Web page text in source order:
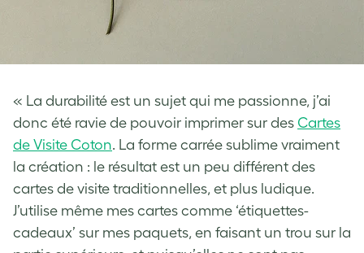
« La durabilité est un sujet qui me passionne, j’ai
donc été ravie de pouvoir imprimer sur des Cartes
de Visite Coton. La forme carrée sublime vraiment
la création : le résultat est un peu différent des
cartes de visite traditionnelles, et plus ludique.
J’utilise même mes cartes comme ‘étiquettes-
cadeaux’ sur mes paquets, en faisant un trou sur la